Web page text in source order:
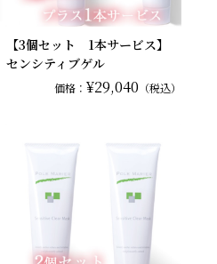
【3個セット 1本サービス】
センシティブゲル
価格： ¥29,040 （税込）